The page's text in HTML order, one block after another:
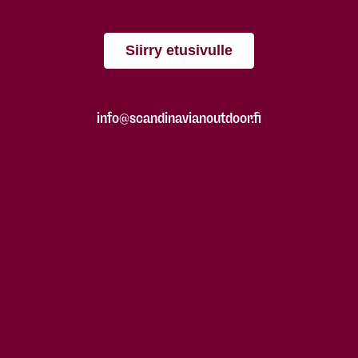
Siirry etusivulle
info@scandinavianoutdoor.fi